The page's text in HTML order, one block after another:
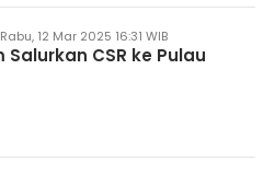
Rabu, 12 Mar 2025 16:31 WIB
CSR ke Pulau